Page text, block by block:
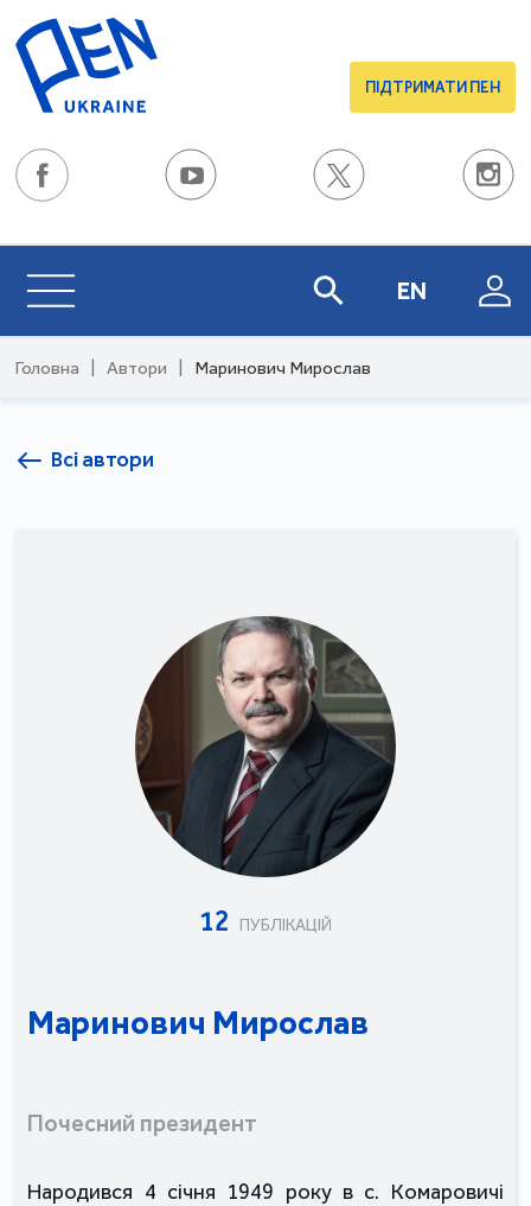
ПІДТРИМАТИ ПЕН
EN
Головна Автори Маринович Мирослав
Всі автори
Маринович Мирослав
Почесний президент
Народився 4 січня 1949 року в с. Комаровичі
12 ПУБЛІКАЦІЙ